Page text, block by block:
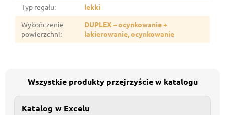
Typ regału:
lekki
Wykończenie
powierzchni:
DUPLEX – ocynkowanie +
lakierowanie, ocynkowanie
Wszystkie produkty przejrzyście w katalogu
Katalog w Excelu